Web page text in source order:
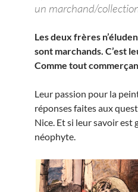
un marchand/
Les deux frères
sont marchands. C’est
Comme tout
Leur passion pour la
réponses faites aux
Nice. Et si leur savoir est
néophyte.